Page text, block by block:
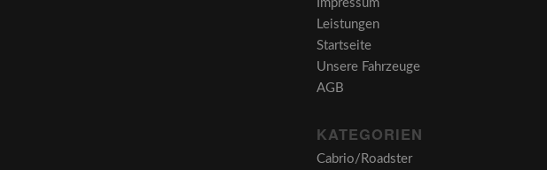
Impressum
Leistungen
Startseite
Unsere Fahrzeuge
AGB
KATEGORIEN
Cabrio/Roadster